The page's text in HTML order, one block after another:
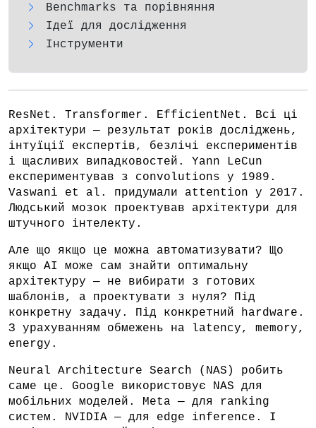
Benchmarks та порівняння
Ідеї для дослідження
Інструменти
ResNet. Transformer. EfficientNet. Всі ці
архітектури — результат років досліджень,
інтуїції експертів, безлічі експериментів
і щасливих випадковостей. Yann LeCun
експериментував з convolutions у 1989.
Vaswani et al. придумали attention у 2017.
Людський мозок проектував архітектури для
штучного інтелекту.
Але що якщо це можна автоматизувати? Що
якщо AI може сам знайти оптимальну
архітектуру — не вибирати з готових
шаблонів, а проектувати з нуля? Під
конкретну задачу. Під конкретний hardware.
З урахуванням обмежень на latency, memory,
energy.
Neural Architecture Search (NAS) робить
саме це. Google використовує NAS для
мобільних моделей. Meta — для ranking
систем. NVIDIA — для edge inference. І